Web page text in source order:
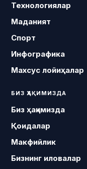
Технологиялар
Маданият
Спорт
Инфографика
Махсус лойиҳалар
БИЗ ҲАҚИМИЗДА
Биз ҳақимизда
Қоидалар
Макфийлик
Бизнинг иловалар